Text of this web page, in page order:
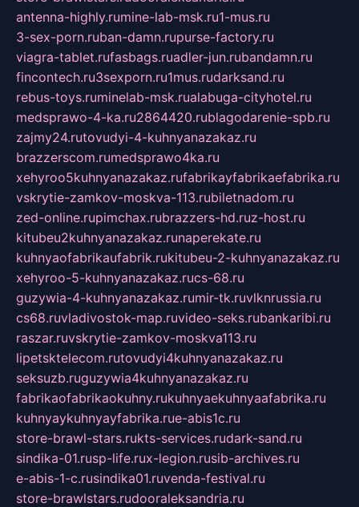
antenna-highly.rumine-lab-msk.ru1-mus.ru
3-sex-porn.ruban-damn.rupurse-factory.ru
viagra-tablet.rufasbags.ruadler-jun.rubandamn.ru
fincontech.ru3sexporn.ru1mus.rudarksand.ru
rebus-toys.ruminelab-msk.rualabuga-cityhotel.ru
medsprawo-4-ka.ru2864420.rublagodarenie-spb.ru
zajmy24.rutovudyi-4-kuhnyanazakaz.ru
brazzerscom.rumedsprawo4ka.ru
xehyroo5kuhnyanazakaz.rufabrikayfabrikaefabrika.ru
vskrytie-zamkov-moskva-113.rubiletnadom.ru
zed-online.rupimchax.rubrazzers-hd.ruz-host.ru
kitubeu2kuhnyanazakaz.runaperekate.ru
kuhnyaofabrikaufabrik.rukitubeu-2-kuhnyanazakaz.ru
xehyroo-5-kuhnyanazakaz.rucs-68.ru
guzywia-4-kuhnyanazakaz.rumir-tk.ruvlknrussia.ru
cs68.ruvladivostok-map.ruvideo-seks.rubankaribi.ru
raszar.ruvskrytie-zamkov-moskva113.ru
lipetsktelecom.rutovudyi4kuhnyanazakaz.ru
seksuzb.ruguzywia4kuhnyanazakaz.ru
fabrikaofabrikaokuhny.rukuhnyaekuhnyaafabrika.ru
kuhnyaykuhnyayfabrika.rue-abis1c.ru
store-brawl-stars.rukts-services.rudark-sand.ru
sindika-01.rusp-life.rux-legion.rusib-archives.ru
e-abis-1-c.rusindika01.ruvenda-festival.ru
store-brawlstars.rudooraleksandria.ru